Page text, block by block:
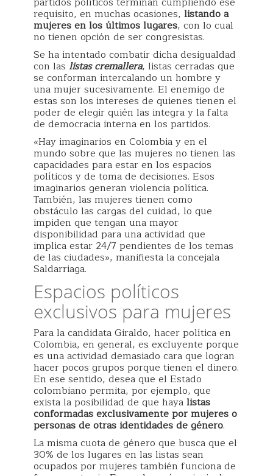
requisito, en muchas ocasiones, listando a
mujeres en los últimos lugares, con lo cual
no tienen opción de ser congresistas.
Se ha intentado combatir dicha desigualdad
con las listas cremallera, listas cerradas que
se conforman intercalando un hombre y
una mujer sucesivamente. El enemigo de
estas son los intereses de quienes tienen el
poder de elegir quién las integra y la falta
de democracia interna en los partidos.
«Hay imaginarios en Colombia y en el
mundo sobre que las mujeres no tienen las
capacidades para estar en los espacios
políticos y de toma de decisiones. Esos
imaginarios generan violencia política.
También, las mujeres tienen como
obstáculo las cargas del cuidad, lo que
impiden que tengan una mayor
disponibilidad para una actividad que
implica estar 24/7 pendientes de los temas
de las ciudades», manifiesta la concejala
Saldarriaga.
Espacios políticos
exclusivos para mujeres
Para la candidata Giraldo, hacer política en
Colombia, en general, es excluyente porque
es una actividad demasiado cara que logran
hacer pocos grupos porque tienen el dinero.
En ese sentido, desea que el Estado
colombiano permita, por ejemplo, que
exista la posibilidad de que hayalistas
conformadas exclusivamente por mujeres o
personas de otras identidades de género.
La misma cuota de género que busca que el
30% de los lugares en las listas sean
ocupados por mujeres también funciona de